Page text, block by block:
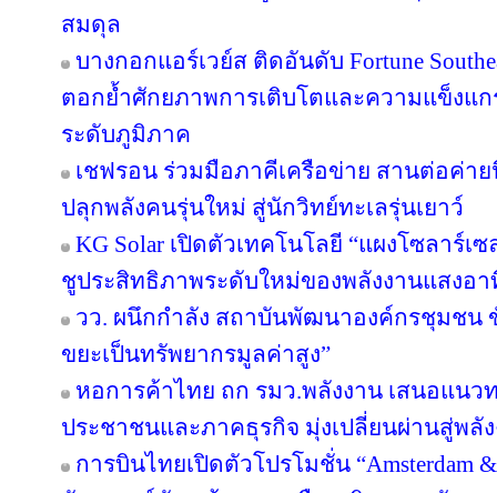
สมดุล
บางกอกแอร์เวย์ส ติดอันดับ Fortune
ตอกย้ำศักยภาพการเติบโตและความแข็งแ
ระดับภูมิภาค
เชฟรอน ร่วมมือภาคีเครือข่าย สานต่อค่าย
ปลุกพลังคนรุ่นใหม่ สู่นักวิทย์ทะเลรุ่นเยาว์
KG Solar เปิดตัวเทคโนโลยี “แผงโซลาร์เ
ชูประสิทธิภาพระดับใหม่ของพลังงานแสงอ
วว. ผนึกกำลัง สถาบันพัฒนาองค์กรชุมชน
ขยะเป็นทรัพยากรมูลค่าสูง”
หอการค้าไทย ถก รมว.พลังงาน เสนอแน
ประชาชนและภาคธุรกิจ มุ่งเปลี่ยนผ่านสู่พลั
การบินไทยเปิดตัวโปรโมชั่น “Amsterdam